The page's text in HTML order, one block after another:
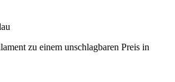
zu einem unschlagbaren Preis in